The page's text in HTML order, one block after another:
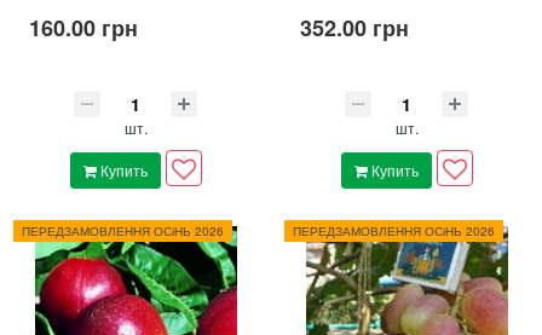
160.00 грн
шт.
Купить
352.00 грн
шт.
Купить
ПЕРЕДЗАМОВЛЕННЯ ОСіНЬ 2026 ПЕРЕДЗАМОВЛЕННЯ ОСіНЬ 2026